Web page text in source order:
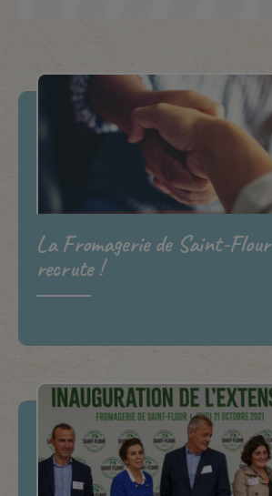
La Fromagerie de Saint-Flour
recrute !